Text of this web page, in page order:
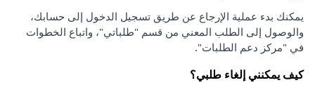
يمكنك بدء عملية الإرجاع عن طريق تسجيل الدخول إلى حسابك،
والوصول إلى الطلب المعني من قسم "طلباتي"، واتباع الخطوات
في "مركز دعم الطلبات".
كيف يمكنني إلغاء طلبي؟